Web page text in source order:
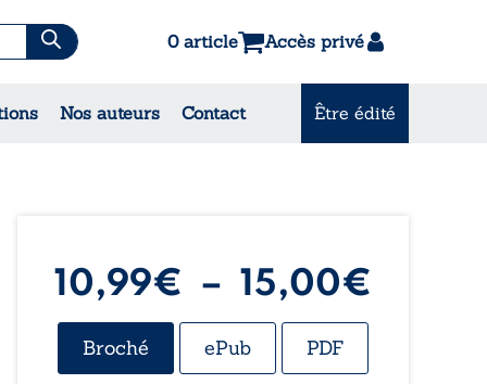
0 article Accès privé
Nos auteurs Contact Être édité
& Contes
10,99€ – 15,00€
Broché ePub PDF